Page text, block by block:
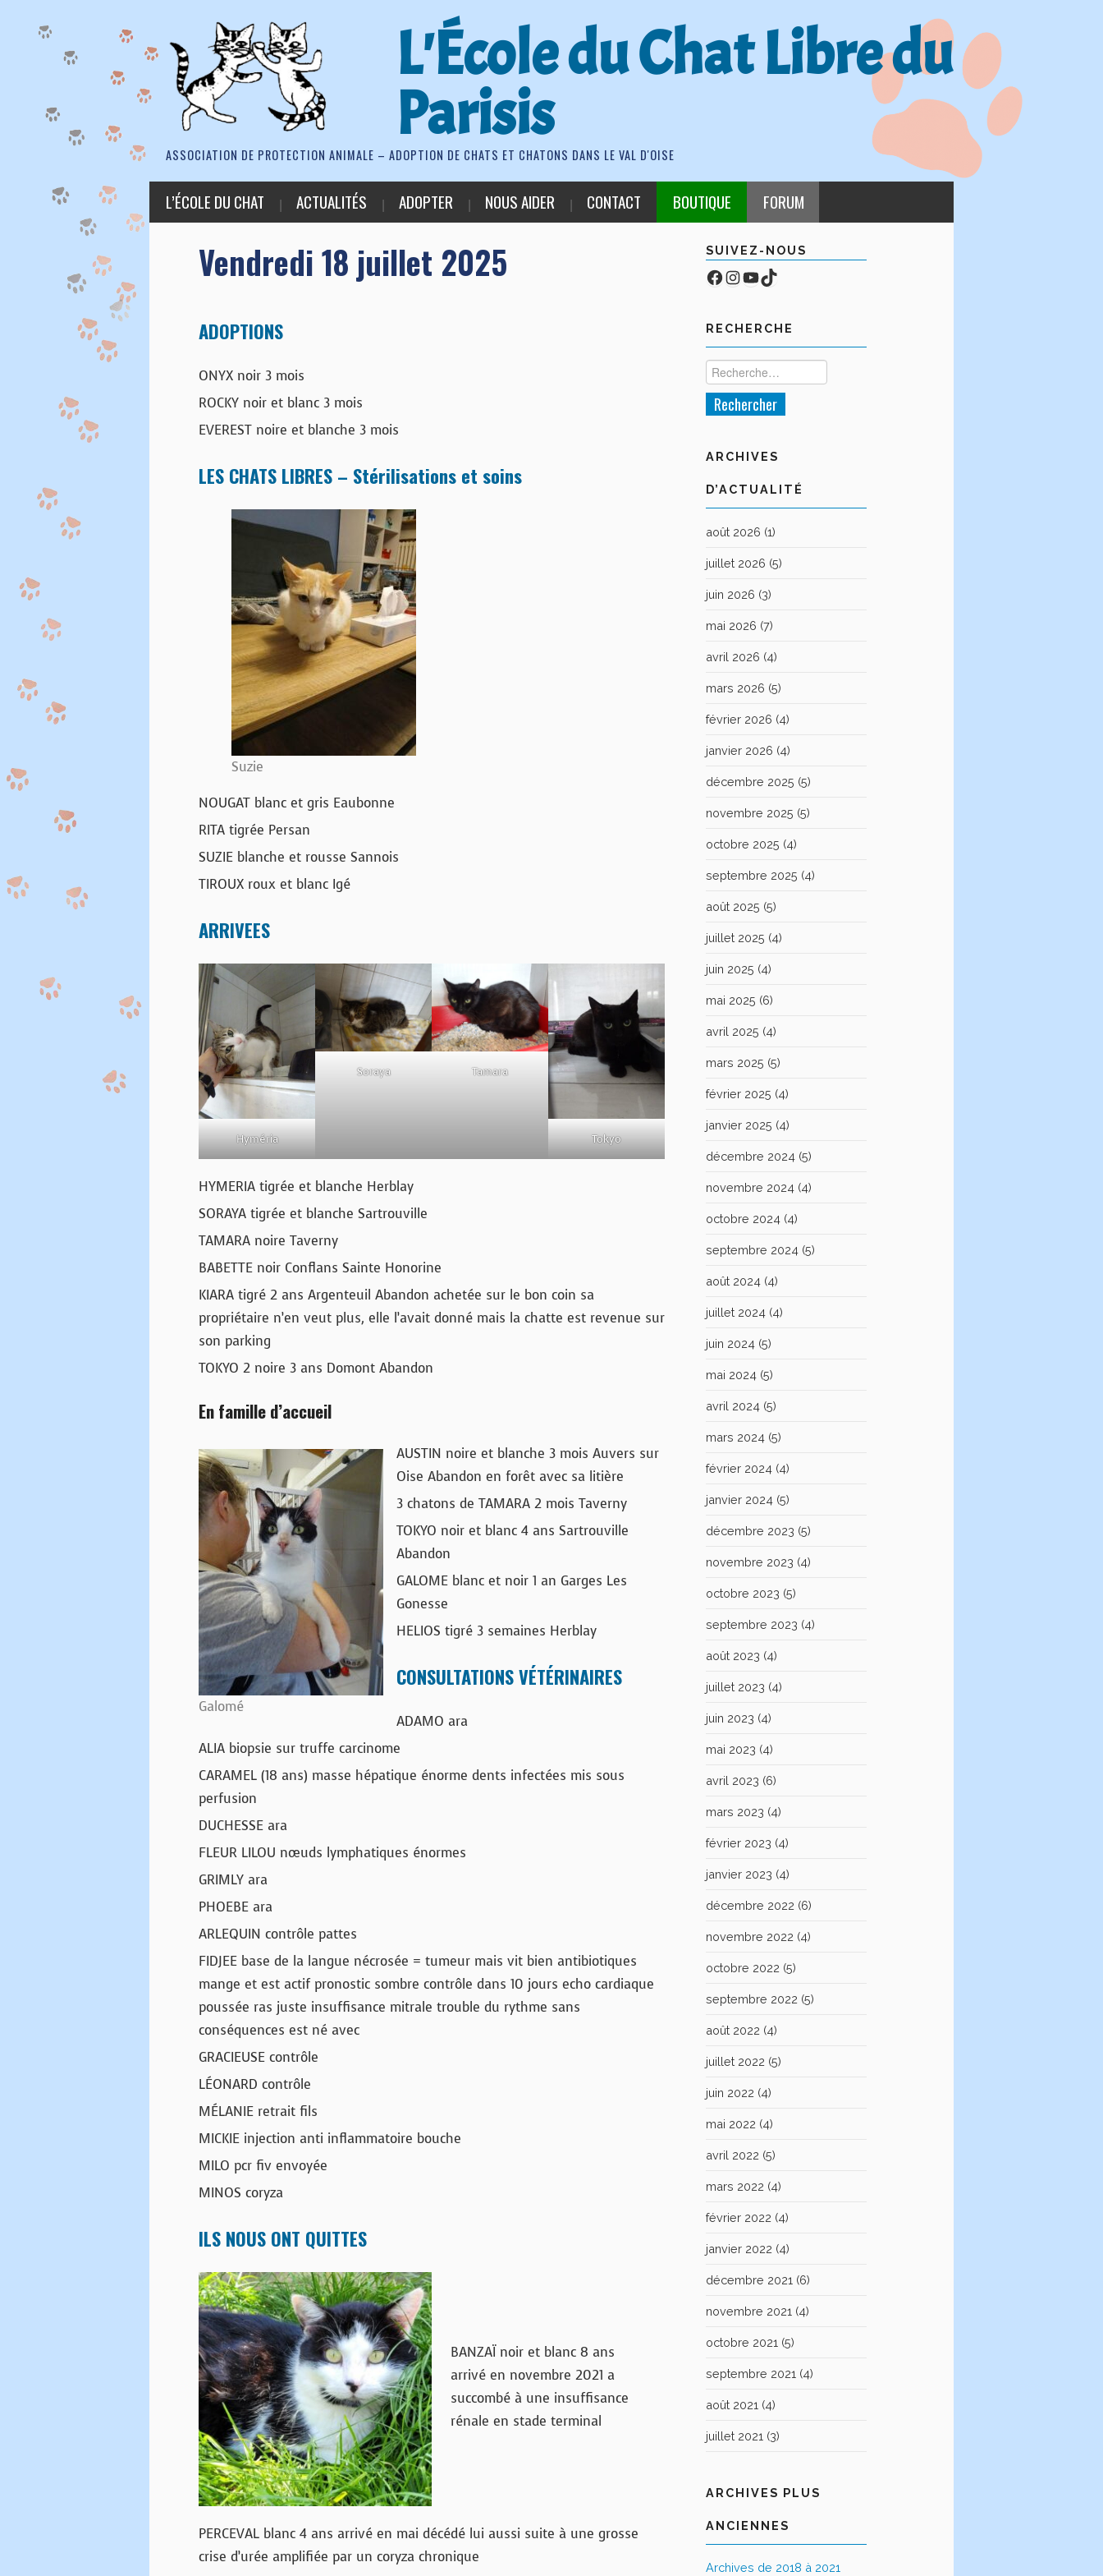
L'École du Chat Libre du
Parisis
ASSOCIATION DE PROTECTION ANIMALE – ADOPTION DE CHATS ET CHATONS DANS LE VAL D'OISE
L’ÉCOLE DU CHAT ACTUALITÉS ADOPTER NOUS AIDER CONTACT BOUTIQUE FORUM
Vendredi 18 juillet 2025
ADOPTIONS
ONYX noir 3 mois
ROCKY noir et blanc 3 mois
EVEREST noire et blanche 3 mois
LES CHATS LIBRES – Stérilisations et soins
Suzie
NOUGAT blanc et gris Eaubonne
RITA tigrée Persan
SUZIE blanche et rousse Sannois
TIROUX roux et blanc Igé
ARRIVEES
Hyméria
Soraya Tamara
Tokyo
HYMERIA tigrée et blanche Herblay
SORAYA tigrée et blanche Sartrouville
TAMARA noire Taverny
BABETTE noir Conflans Sainte Honorine
KIARA tigré 2 ans Argenteuil Abandon achetée sur le bon coin sa
propriétaire n’en veut plus, elle l’avait donné mais la chatte est revenue sur
son parking
TOKYO 2 noire 3 ans Domont Abandon
En famille d’accueil
Galomé
AUSTIN noire et blanche 3 mois Auvers sur
Oise Abandon en forêt avec sa litière
3 chatons de TAMARA 2 mois Taverny
TOKYO noir et blanc 4 ans Sartrouville
Abandon
GALOME blanc et noir 1 an Garges Les
Gonesse
HELIOS tigré 3 semaines Herblay
CONSULTATIONS VÉTÉRINAIRES
ADAMO ara
ALIA biopsie sur truffe carcinome
CARAMEL (18 ans) masse hépatique énorme dents infectées mis sous
perfusion
DUCHESSE ara
FLEUR LILOU nœuds lymphatiques énormes
GRIMLY ara
PHOEBE ara
ARLEQUIN contrôle pattes
FIDJEE base de la langue nécrosée = tumeur mais vit bien antibiotiques
mange et est actif pronostic sombre contrôle dans 10 jours echo cardiaque
poussée ras juste insuffisance mitrale trouble du rythme sans
conséquences est né avec
GRACIEUSE contrôle
LÉONARD contrôle
MÉLANIE retrait fils
MICKIE injection anti inflammatoire bouche
MILO pcr fiv envoyée
MINOS coryza
ILS NOUS ONT QUITTES
BANZAÏ noir et blanc 8 ans
arrivé en novembre 2021 a
succombé à une insuffisance
rénale en stade terminal
PERCEVAL blanc 4 ans arrivé en mai décédé lui aussi suite à une grosse
crise d’urée amplifiée par un coryza chronique
SUIVEZ-NOUS
Facebook
Compte Instagram
YouTube
TikTok
RECHERCHE
ARCHIVES
D’ACTUALITÉ
août 2026 (1)
juillet 2026 (5)
juin 2026 (3)
mai 2026 (7)
avril 2026 (4)
mars 2026 (5)
février 2026 (4)
janvier 2026 (4)
décembre 2025 (5)
novembre 2025 (5)
octobre 2025 (4)
septembre 2025 (4)
août 2025 (5)
juillet 2025 (4)
juin 2025 (4)
mai 2025 (6)
avril 2025 (4)
mars 2025 (5)
février 2025 (4)
janvier 2025 (4)
décembre 2024 (5)
novembre 2024 (4)
octobre 2024 (4)
septembre 2024 (5)
août 2024 (4)
juillet 2024 (4)
juin 2024 (5)
mai 2024 (5)
avril 2024 (5)
mars 2024 (5)
février 2024 (4)
janvier 2024 (5)
décembre 2023 (5)
novembre 2023 (4)
octobre 2023 (5)
septembre 2023 (4)
août 2023 (4)
juillet 2023 (4)
juin 2023 (4)
mai 2023 (4)
avril 2023 (6)
mars 2023 (4)
février 2023 (4)
janvier 2023 (4)
décembre 2022 (6)
novembre 2022 (4)
octobre 2022 (5)
septembre 2022 (5)
août 2022 (4)
juillet 2022 (5)
juin 2022 (4)
mai 2022 (4)
avril 2022 (5)
mars 2022 (4)
février 2022 (4)
janvier 2022 (4)
décembre 2021 (6)
novembre 2021 (4)
octobre 2021 (5)
septembre 2021 (4)
août 2021 (4)
juillet 2021 (3)
ARCHIVES PLUS
ANCIENNES
Archives de 2018 à 2021